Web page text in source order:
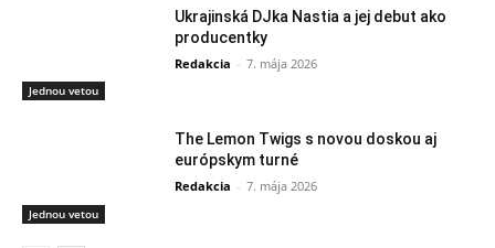
Jednou vetou
Ukrajinská DJka Nastia a jej debut ako
producentky
Redakcia - 7. mája 2026
Jednou vetou
The Lemon Twigs s novou doskou aj
európskym turné
Redakcia - 7. mája 2026